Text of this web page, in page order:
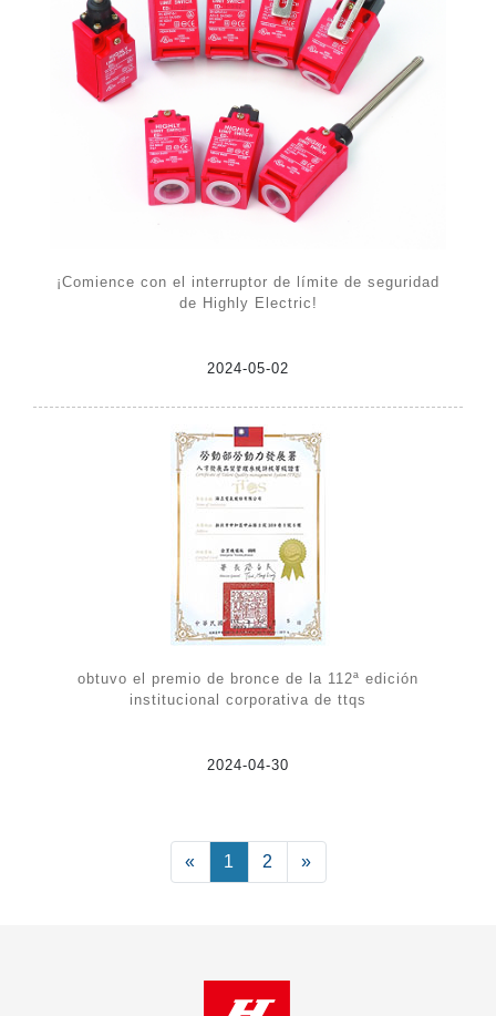
¡Comience con el interruptor de límite de seguridad
de Highly Electric!
2024-05-02
obtuvo el premio de bronce de la 112ª edición
institucional corporativa de ttqs
2024-04-30
« Previous
1 2 »